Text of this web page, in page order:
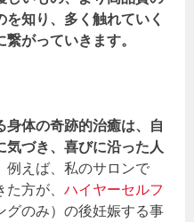
知り、多く触れていく
がっていきます。
身体の奇跡的治癒は、自
気づき、喜びに沿った人
例えば、私のサロンで
た方が、ハイヤーセルフ
グのみ）の後妊娠する事